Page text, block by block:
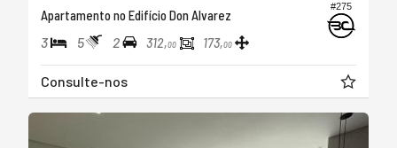
#275
Apartamento no Edifício Don Alvarez
3 5 2 312,00 173,00
Consulte-nos